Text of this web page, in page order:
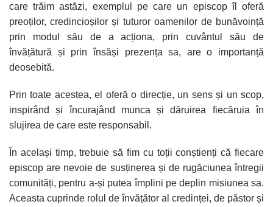
care trăim astăzi, exemplul pe care un episcop îl oferă
preoților, credincioșilor și tuturor oamenilor de bunăvoință
prin modul său de a acționa, prin cuvântul său de
învățătură și prin însăși prezența sa, are o importanță
deosebită.
Prin toate acestea, el oferă o direcție, un sens și un scop,
inspirând și încurajând munca și dăruirea fiecăruia în
slujirea de care este responsabil.
În același timp, trebuie să fim cu toții conștienți că fiecare
episcop are nevoie de susținerea și de rugăciunea întregii
comunități, pentru a-și putea împlini pe deplin misiunea sa.
Aceasta cuprinde rolul de învățător al credinței, de păstor și